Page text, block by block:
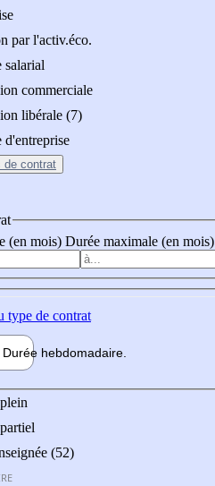
par l'activ.éco.
salarial
commerciale
libérale (7)
d'entreprise
de contrat
(en mois) Durée maximale (en mois)
type de contrat
Durée hebdomadaire
(52)